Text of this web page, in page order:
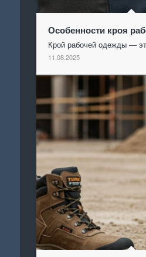
Особенности кроя
Крой рабочей одежды —
11.08.2025